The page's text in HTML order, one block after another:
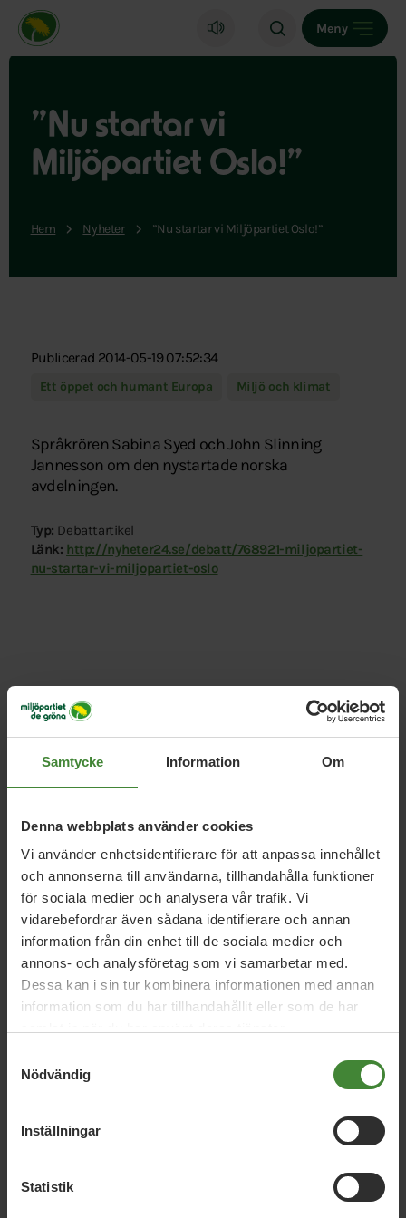
Samtycke Information Om
Denna webbplats använder cookies
Vi använder enhetsidentifierare för att anpassa innehållet
och annonserna till användarna, tillhandahålla funktioner
för sociala medier och analysera vår trafik. Vi
vidarebefordrar även sådana identifierare och annan
information från din enhet till de sociala medier och
annons- och analysföretag som vi samarbetar med.
Dessa kan i sin tur kombinera informationen med annan
information som du har tillhandahållit eller som de har
Nödvändig
Inställningar
Statistik
Miljöpartiet de gröna, startsida
Meny
”Nu startar vi
Miljöpartiet Oslo!”
Hem Nyheter ”Nu startar vi Miljöpartiet Oslo!”
Publicerad 2014-05-19 07:52:34
Ett öppet och humant Europa Miljö och klimat
Språkrören Sabina Syed och John Slinning
Jannesson om den nystartade norska
avdelningen.
Typ: Debattartikel
Länk: http://nyheter24.se/debatt/768921-miljopartiet-
nu-startar-vi-miljopartiet-oslo
Relaterade nyheter
Fridolin svarar på Sverigedemokraternas
valfilm
Valet avgörs av oss som står emot
26 maj 2014